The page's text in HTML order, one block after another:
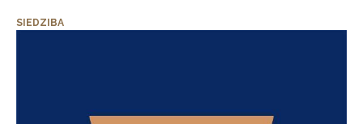
SIEDZIBA